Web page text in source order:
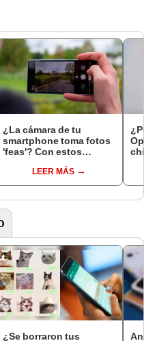
¿La cámara de tu
smartphone toma fotos
'feas'? Con estos
calidad
considerablemente
LEER MÁS
¿Por
¿Se borraron tus